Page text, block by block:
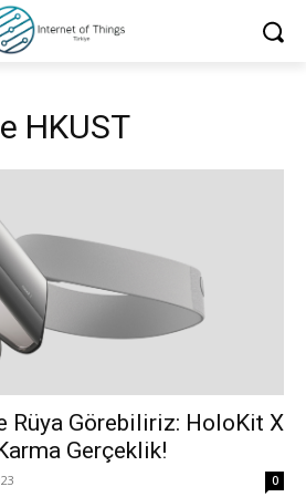
HKUST
Rüya Görebiliriz: HoloKit X
Gerçeklik!
0